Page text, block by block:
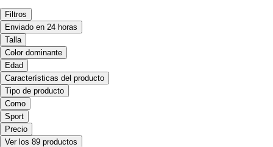
Filtros
Enviado en 24 horas
Talla
Color dominante
Edad
Características del producto
Tipo de producto
Como
Sport
Precio
Ver los 89 productos